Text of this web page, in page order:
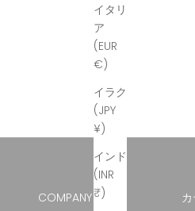
イタリ
ア
(EUR
€)
イラク
(JPY
¥)
インド
(INR
₹)
COMPANY